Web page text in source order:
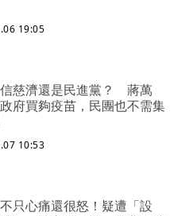
19:05
慈濟還是民進黨？ 蔣萬
府買夠疫苗，民團也不需集
10:53
只心痛還很怒！疑遭「設